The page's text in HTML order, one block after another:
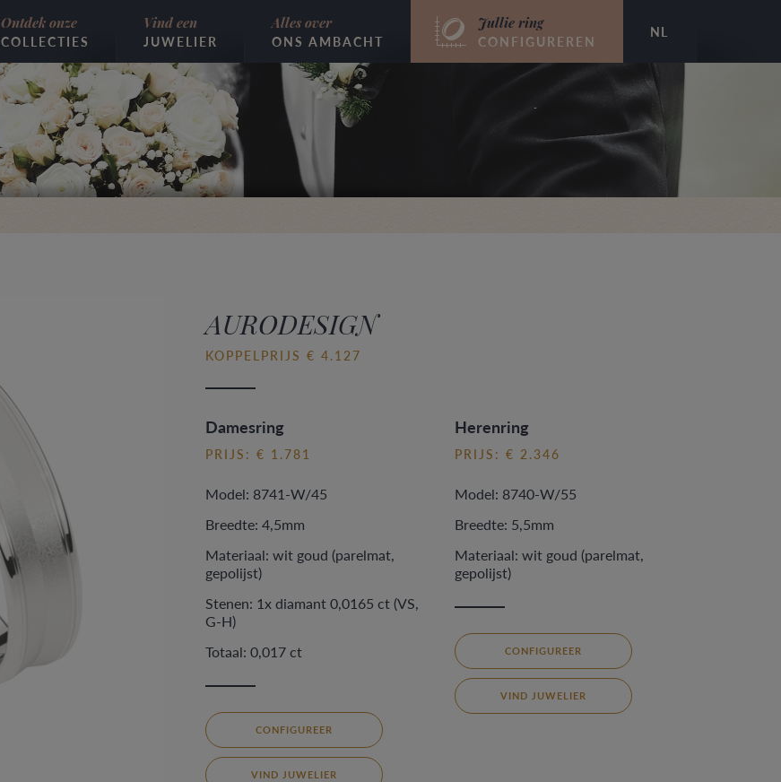
NL
Ontdek onze
COLLECTIES
Vind een
JUWELIER
Alles over
ONS AMBACHT
Jullie ring
CONFIGUREREN
AURODESIGN
KOPPELPRIJS € 4.127
Damesring
PRIJS: € 1.781
Model: 8741-W/45
Breedte: 4,5mm
Materiaal: wit goud (parelmat,
gepolijst)
Stenen: 1x diamant 0,0165 ct (VS,
G-H)
Totaal: 0,017 ct
CONFIGUREER
VIND JUWELIER
Herenring
PRIJS: € 2.346
Model: 8740-W/55
Breedte: 5,5mm
Materiaal: wit goud (parelmat,
gepolijst)
CONFIGUREER
VIND JUWELIER